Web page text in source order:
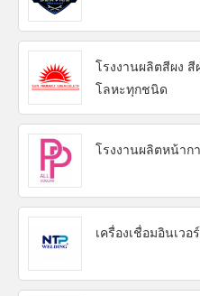
โรงงานผลิตสีผง สี
โลหะทุกชนิด
โรงงานผลิตหน้าก
เครื่องเชื่อมอินเว